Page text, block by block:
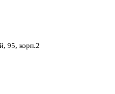
95, корп.2